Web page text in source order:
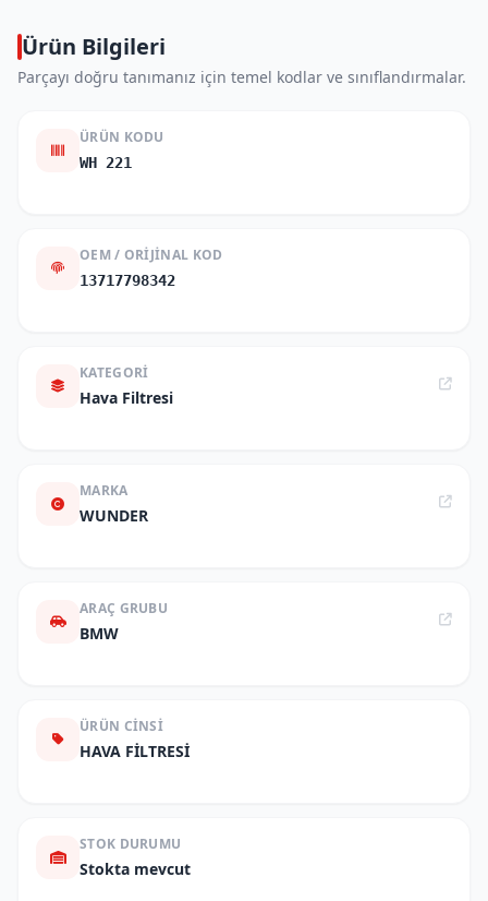
Ürün Bilgileri
Parçayı doğru tanımanız için temel kodlar ve sınıflandırmalar.
ÜRÜN KODU
WH 221
OEM / ORIJINAL KOD
13717798342
KATEGORI
Hava Filtresi
MARKA
WUNDER
ARAÇ GRUBU
BMW
ÜRÜN CINSI
HAVA FİLTRESİ
STOK DURUMU
Stokta mevcut